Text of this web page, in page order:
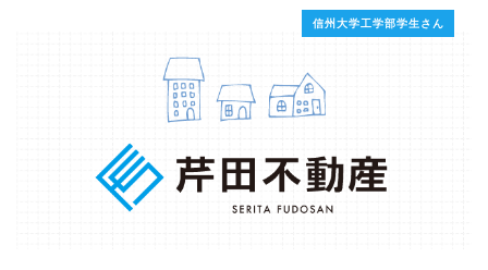
信州大学工学部学生さん